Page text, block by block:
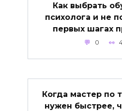
Как выбрать
психолога и не
первых шагах
0
Когда мастер по
нужен быстрее,